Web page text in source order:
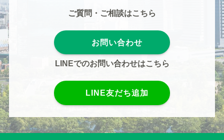
ご質問・ご相談はこちら
お問い合わせ
LINEでのお問い合わせはこちら
LINE友だち追加